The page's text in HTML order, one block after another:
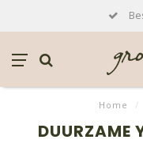
Home /
DUURZAME